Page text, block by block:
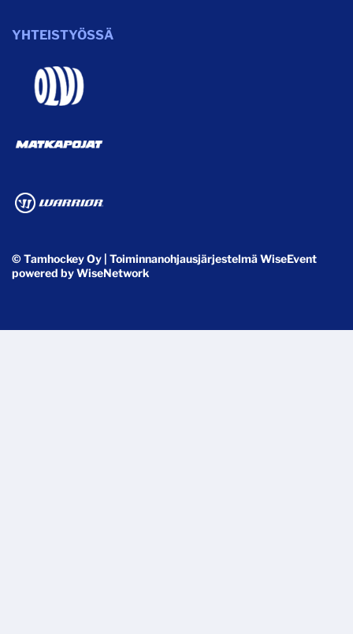
YHTEISTYÖSSÄ
© Tamhockey Oy | ToiminnanohjausjärjestelmäWiseEvent
powered byWiseNetwork